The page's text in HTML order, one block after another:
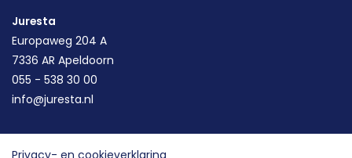
Juresta
Europaweg 204 A
7336 AR Apeldoorn
055 - 538 30 00
info@juresta.nl
Privacy- en cookieverklaring